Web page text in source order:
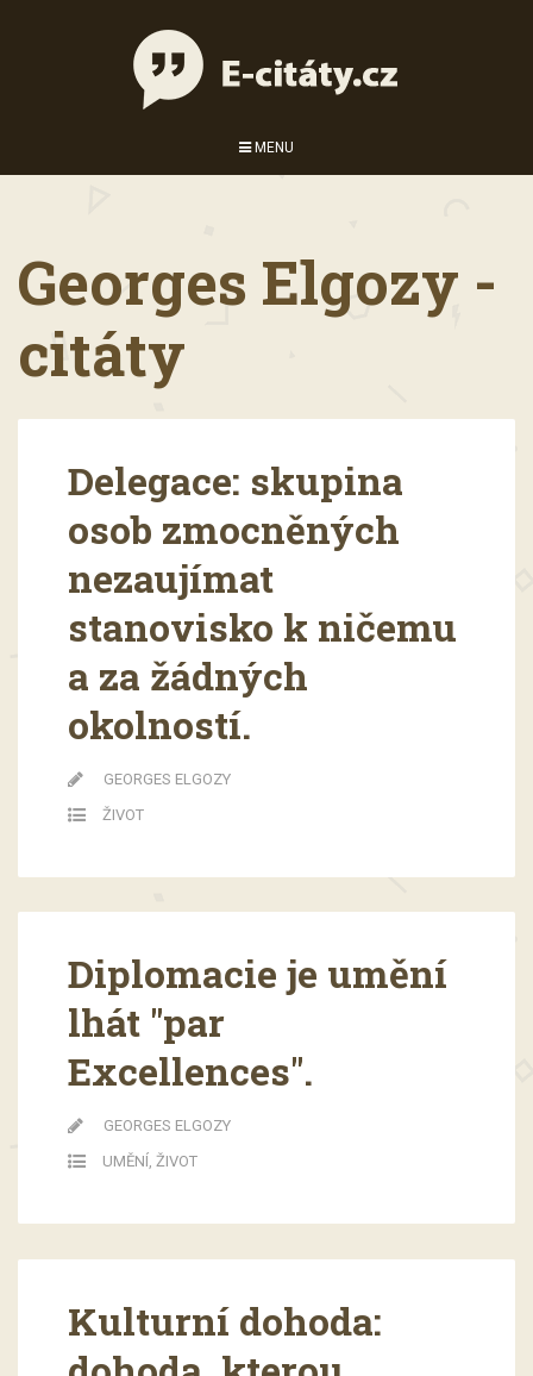
MENU
Georges Elgozy -
citáty
Delegace: skupina
osob zmocněných
nezaujímat
stanovisko k ničemu
a za žádných
okolností.
GEORGES ELGOZY
ŽIVOT
Diplomacie je umění
lhát "par
Excellences".
GEORGES ELGOZY
UMĚNÍ, ŽIVOT
Kulturní dohoda: